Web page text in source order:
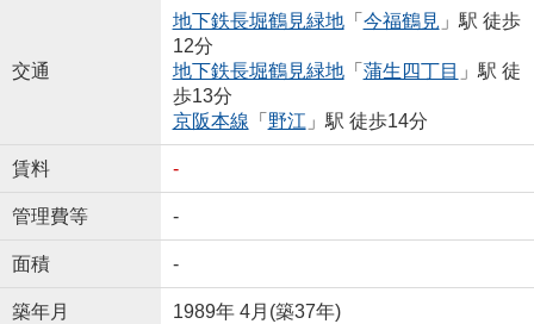
交通
地下鉄長堀鶴見緑地「 今福鶴見 」駅 徒歩
12分
地下鉄長堀鶴見緑地「 蒲生四丁目 」駅 徒
歩13分
京阪本線 「 野江 」駅 徒歩14分
賃料 -
管理費等 -
面積 -
築年月 1989年 4月(築37年)